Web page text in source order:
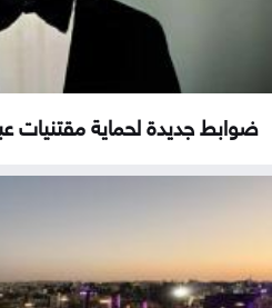
ضوابط جديدة لحماية مقتنيات